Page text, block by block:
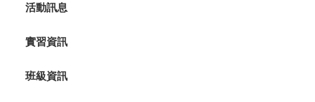
活動訊息
實習資訊
班級資訊